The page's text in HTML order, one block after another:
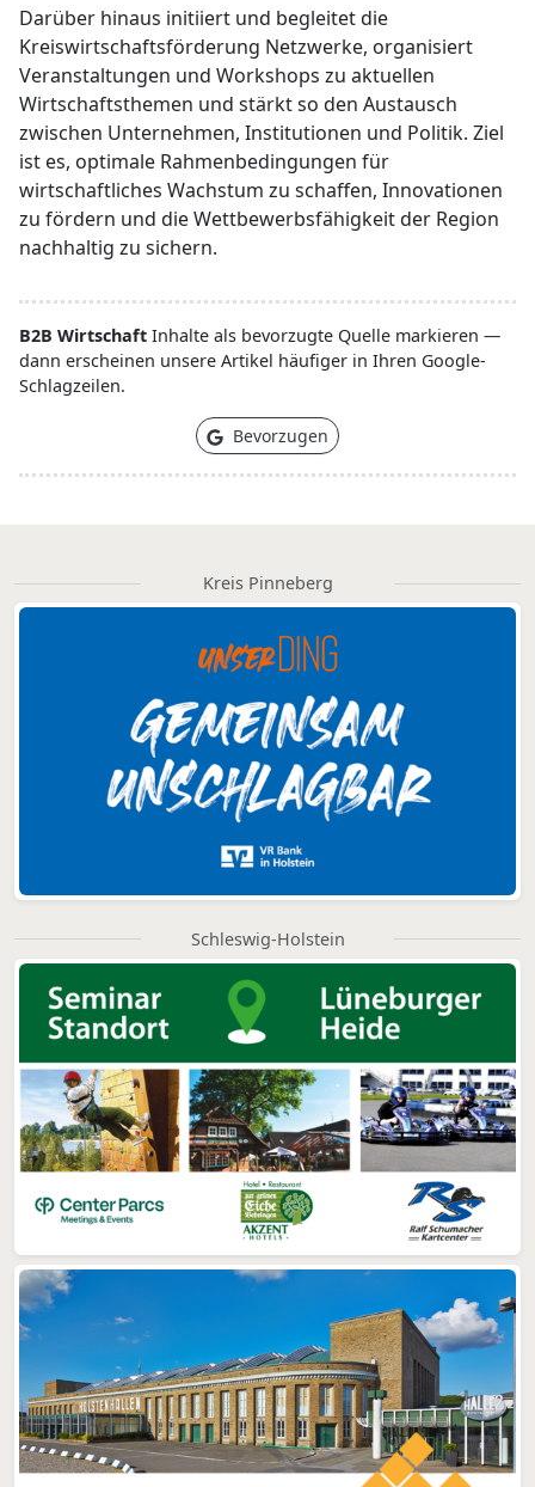
Darüber hinaus initiiert und begleitet die
Kreiswirtschaftsförderung Netzwerke, organisiert
Veranstaltungen und Workshops zu aktuellen
Wirtschaftsthemen und stärkt so den Austausch
zwischen Unternehmen, Institutionen und Politik. Ziel
ist es, optimale Rahmenbedingungen für
wirtschaftliches Wachstum zu schaffen, Innovationen
zu fördern und die Wettbewerbsfähigkeit der Region
nachhaltig zu sichern.
B2B Wirtschaft Inhalte als bevorzugte Quelle markieren —
dann erscheinen unsere Artikel häufiger in Ihren Google-
Schlagzeilen.
Bevorzugen
Kreis Pinneberg
Schleswig-Holstein